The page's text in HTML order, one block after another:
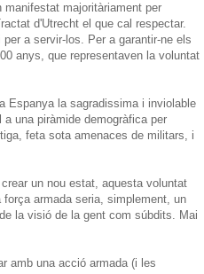
majoritàriament per
d'Utrecht el que cal respectar.
a servir-los. Per a garantir-ne els
anys, que representaven la voluntat
Espanya la sagradissima i inviolable
una piràmide demogràfica per
feta sota amenaces de militars, i
un nou estat, aquesta voluntat
armada seria, simplement, un
la visió de la gent com súbdits. Mai
amb una acció armada (i les